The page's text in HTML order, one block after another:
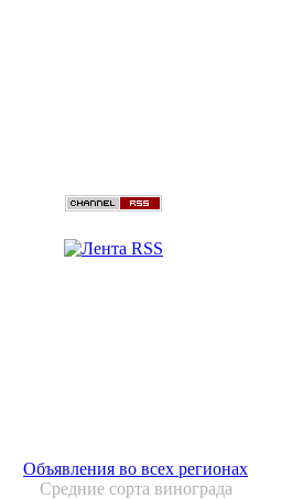
Объявления во всех регионах
Средние сорта винограда